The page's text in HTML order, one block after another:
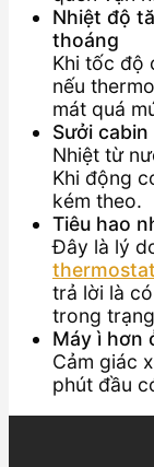
Nhiệt độ
thoáng
Khi tốc độ
nếu
mát quá
Sưởi
Nhiệt từ
Khi động
kém theo.
Tiêu hao
Đây là lý
trả lời là
trong
Máy ì hơn
Cảm giác
phút đầu